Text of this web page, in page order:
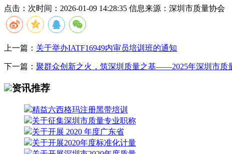
点击： 次时间：2026-01-09 14:28:35 信息来源：深圳市质量协会
上一篇： 关于举办IATF16949内审员培训班的通知
下一篇： 聚群众创新之火，筑深圳质量之基——2025年深圳市质
资讯推荐
精益六西格玛注册黑带培训
关于征集深圳市质量专业职称
关于开展 2020 年度广东省
关于开展2020年度标准化计量